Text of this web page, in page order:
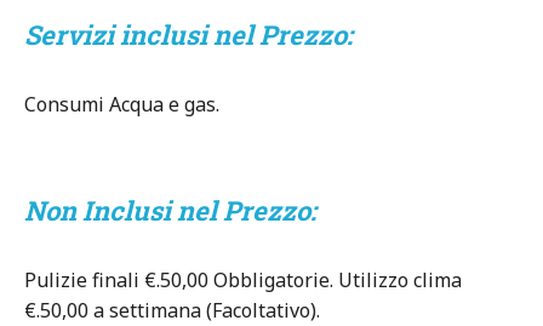
Servizi inclusi nel Prezzo:
Consumi Acqua e gas.
Non Inclusi nel Prezzo:
Pulizie finali €.50,00 Obbligatorie. Utilizzo clima
€.50,00 a settimana (Facoltativo).